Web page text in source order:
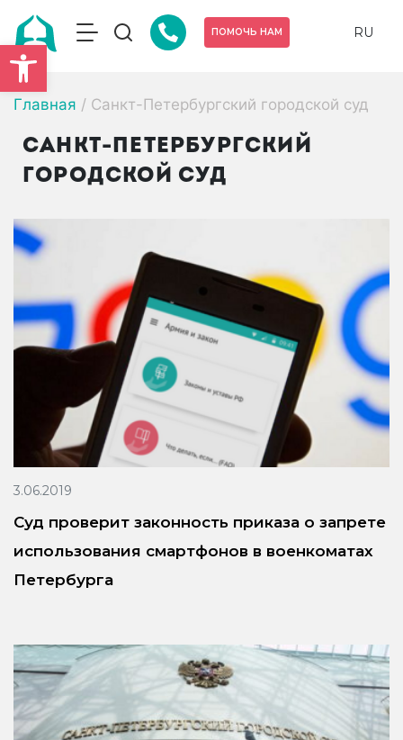
Открыть панель
ПОМОЧЬ НАМ RU
Главная / Санкт-Петербургский городской суд
Санкт-Петербургский
городской суд
3.06.2019
Суд проверит законность приказа о запрете
использования смартфонов в военкоматах
Петербурга